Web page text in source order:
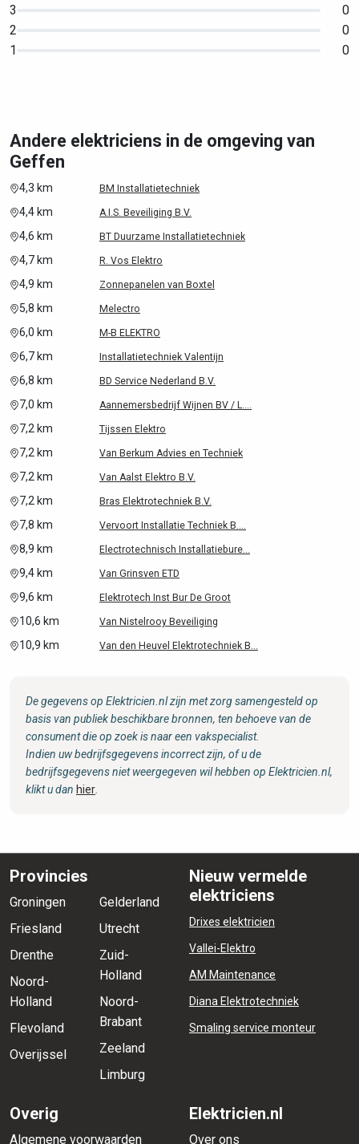
3
0
2
0
1
0
Andere elektriciens in de omgeving van
Geffen
4,3 km BM Installatietechniek
4,4 km A.I.S. Beveiliging B.V.
4,6 km BT Duurzame Installatietechniek
4,7 km R. Vos Elektro
4,9 km Zonnepanelen van Boxtel
5,8 km Melectro
6,0 km M-B ELEKTRO
6,7 km Installatietechniek Valentijn
6,8 km BD Service Nederland B.V.
7,0 km Aannemersbedrijf Wijnen BV / L....
7,2 km Tijssen Elektro
7,2 km Van Berkum Advies en Techniek
7,2 km Van Aalst Elektro B.V.
7,2 km Bras Elektrotechniek B.V.
7,8 km Vervoort Installatie Techniek B....
8,9 km Electrotechnisch Installatiebure...
9,4 km Van Grinsven ETD
9,6 km Elektrotech Inst Bur De Groot
10,6 km Van Nistelrooy Beveiliging
10,9 km Van den Heuvel Elektrotechniek B...
De gegevens op Elektricien.nl zijn met zorg samengesteld op
basis van publiek beschikbare bronnen, ten behoeve van de
consument die op zoek is naar een vakspecialist.
Indien uw bedrijfsgegevens incorrect zijn, of u de
bedrijfsgegevens niet weergegeven wil hebben op Elektricien.nl,
klikt u dan hier
Provincies
Groningen
Friesland
Drenthe
Noord-
Holland
Flevoland
Overijssel
Gelderland
Utrecht
Zuid-
Holland
Noord-
Brabant
Zeeland
Limburg
Nieuw vermelde
elektriciens
Drixes elektricien
Vallei-Elektro
AM Maintenance
Diana Elektrotechniek
Smaling service monteur
Overig
Algemene voorwaarden
Elektricien.nl
Over ons